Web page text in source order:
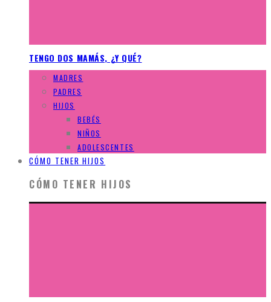
TENGO DOS MAMÁS, ¿Y QUÉ?
MADRES
PADRES
HIJOS
BEBÉS
NIÑOS
ADOLESCENTES
CÓMO TENER HIJOS
CÓMO TENER HIJOS